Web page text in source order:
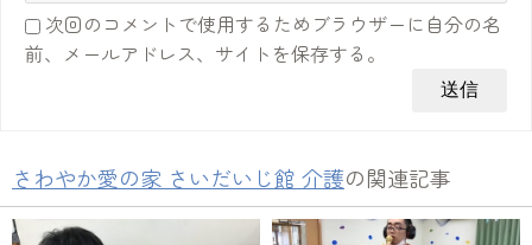
次回のコメントで使用するためブラウザーに自分の名
前、メールアドレス、サイトを保存する。
さわやか愛の家 さいだいじ館 介護の関連記事